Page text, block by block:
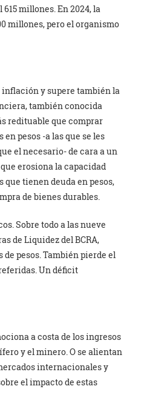
millones. En 2024, la
millones, pero el organismo
inflación y supere también la
también conocida
redituable que comprar
pesos -a las que se les
el necesario- de cara a un
erosiona la capacidad
tienen deuda en pesos,
de bienes durables.
Sobre todo a las nueve
de Liquidez del BCRA,
pesos. También pierde el
Un déficit
a costa de los ingresos
y el minero. O se alientan
internacionales y
el impacto de estas